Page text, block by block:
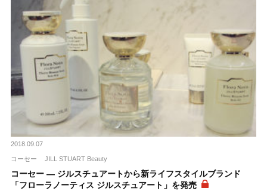
2018.09.07
コーセー JILL STUART Beauty
コーセー ― ジルスチュアートから新ライフスタイルブランド
「フローラノーティス ジルスチュアート」を発売